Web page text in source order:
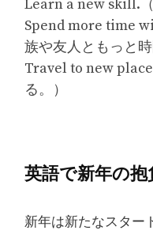
Learn a new skill.
Spend more time
族や友人ともっと時
Travel to new
る。）
英語で新年の抱
新年は新たなスター